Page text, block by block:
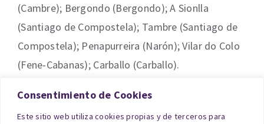
Consentimiento de Cookies
Este sitio web utiliza cookies propias y de terceros para
(Cambre); Bergondo (Bergondo); A Sionlla
(Santiago de Compostela); Tambre (Santiago de
Compostela); Penapurreira (Narón); Vilar do Colo
(Fene-Cabanas); Carballo (Carballo).
Solar o Terreno en A Coruña